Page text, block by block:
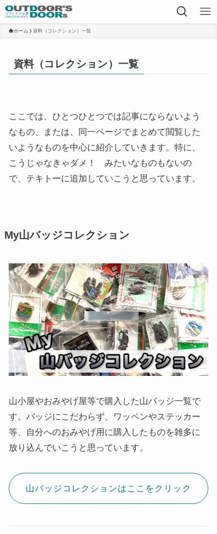
ホーム 資料（コレクション）一覧
資料（コレクション）一覧
ここでは、ひとつひとつでは記事にならないよう
なもの、または、同一ページでまとめて閲覧した
いようなものを中心に紹介していきます。特に、
こうじゃなきゃダメ！ みたいなものもないの
で、テキトーに追加していこうと思っています。
My山バッジコレクション
山小屋やおみやげ屋等で購入した山バッジ一覧で
す。バッジにこだわらず、ワッペンやステッカー
等、自分へのおみやげ用に購入したものを雑多に
放り込んでいこうと思っています。
山バッジコレクションはここをクリック